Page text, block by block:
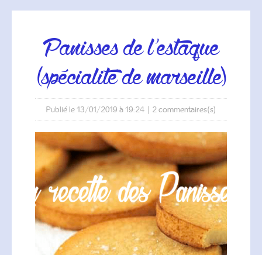
panisses de l'estaque
(spécialité de marseille)
Publié le 13/01/2019 à 19:24| 2commentaires(s)